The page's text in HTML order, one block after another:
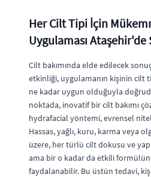
Her Cilt Tipi İçin
Uygulaması
Cilt bakımında elde edilecek
etkinliği, uygulamanın kişinin cilt
ne kadar uygun olduğuyla
noktada, inovatif bir cilt bakımı
hydrafacial yöntemi, evrensel
Hassas, yağlı, kuru, karma veya
üzere, her türlü cilt dokusu ve
ama bir o kadar da etkili
faydalanabilir. Bu üstün tedavi,